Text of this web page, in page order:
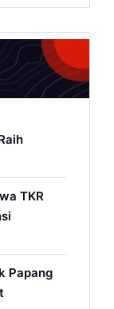
TKR
Papang